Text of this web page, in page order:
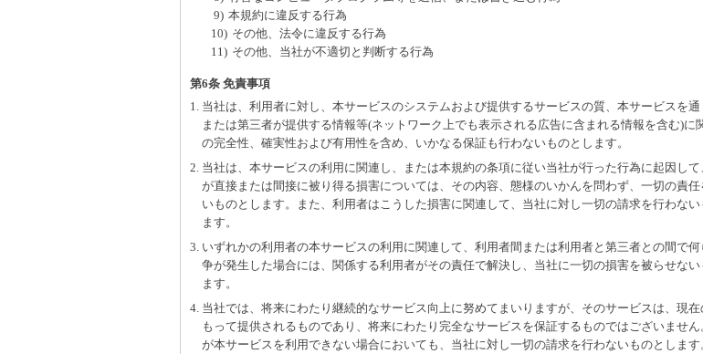
9) 本規約に違反する行為
10) その他、法令に違反する行為
11) その他、当社が不適切と判断する行為
第6条 免責事項
1. 当社は、利用者に対し、本サービスのシステムおよび提供するサービスの質、本サービスを通
または第三者が提供する情報等(ネットワーク上でも表示される広告に含まれる情報を含む)に
の完全性、確実性および有用性を含め、いかなる保証も行わないものとします。
2. 当社は、本サービスの利用に関連し、または本規約の条項に従い当社が行った行為に起因し
が直接または間接に被り得る損害については、その内容、態様のいかんを問わず、一切の責任
いものとします。また、利用者はこうした損害に関連して、当社に対し一切の請求を行わない
ます。
3. いずれかの利用者の本サービスの利用に関連して、利用者間または利用者と第三者との間で
争が発生した場合には、関係する利用者がその責任で解決し、当社に一切の損害を被らせない
ます。
4. 当社では、将来にわたり継続的なサービス向上に努めてまいりますが、そのサービスは、現在
もって提供されるものであり、将来にわたり完全なサービスを保証するものではございませ
が本サービスを利用できない場合においても、当社に対し一切の請求を行わないものとします